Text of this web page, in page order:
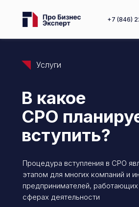
+7 (846)
Услуги
Процедура вступления в СРО
этапом для многих компаний и
предпринимателей,
сферах деятельности
В какое
СРО
вступить?